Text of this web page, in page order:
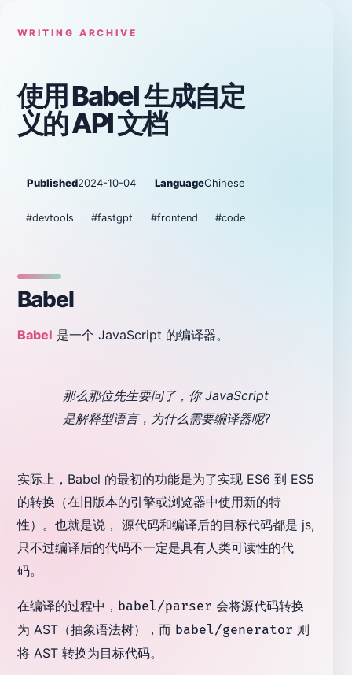
WRITING ARCHIVE
使用 Babel 生成自定
义的 API 文档
Published2024-10-04 LanguageChinese
#devtools #fastgpt #frontend #code
Babel
Babel 是一个 JavaScript 的编译器。
那么那位先生要问了，你 JavaScript
是解释型语言，为什么需要编译器呢?
实际上，Babel 的最初的功能是为了实现 ES6 到 ES5
的转换（在旧版本的引擎或浏览器中使用新的特
性）。也就是说， 源代码和编译后的目标代码都是 js,
只不过编译后的代码不一定是具有人类可读性的代
码。
在编译的过程中， babel/parser 会将源代码转换
为 AST（抽象语法树），而 babel/generator 则
将 AST 转换为目标代码。